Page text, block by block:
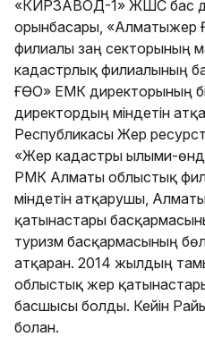
«КИРЗАВОД-1» ЖШС бас
орынбасары,
филиалы заң секторының
кадастрлық филиалының
ҒӨО» ЕМК директорының
директордың міндетін
Республикасы Жер
«Жер кадастры ғылыми-
РМК Алматы облыстық
міндетін атқарушы,
қатынастары
туризм басқармасының
атқарған. 2014 жылдың
облыстық жер
басшысы болды. Кейін
болған.